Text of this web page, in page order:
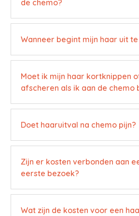
de chemo?
Wanneer begint mijn haar uit
Moet ik mijn haar kortknippen
afscheren als ik aan de chemo
Doet haaruitval na chemo pijn?
Zijn er kosten verbonden aan
eerste bezoek?
Wat zijn de kosten voor een